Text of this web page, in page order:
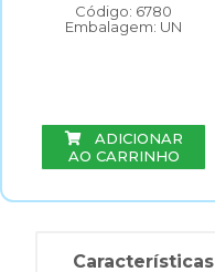
Código: 6780
Embalagem: UN
ADICIONAR
AO CARRINHO
Características